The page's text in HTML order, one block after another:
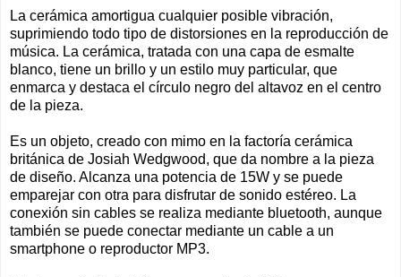
La cerámica amortigua cualquier posible vibración,
suprimiendo todo tipo de distorsiones en la reproducción de
música. La cerámica, tratada con una capa de esmalte
blanco, tiene un brillo y un estilo muy particular, que
enmarca y destaca el círculo negro del altavoz en el centro
de la pieza.
Es un objeto, creado con mimo en la factoría cerámica
británica de Josiah Wedgwood, que da nombre a la pieza
de diseño. Alcanza una potencia de 15W y se puede
emparejar con otra para disfrutar de sonido estéreo. La
conexión sin cables se realiza mediante bluetooth, aunque
también se puede conectar mediante un cable a un
smartphone o reproductor MP3.